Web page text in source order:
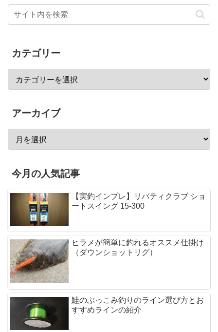
カテゴリー
アーカイブ
今月の人気記事
【実釣インプレ】リバティクラブ ショ
ートスイング 15-300
ヒラメが簡単に釣れるオススメ仕掛け
（ダウンショットリグ）
鮭のぶっこみ釣りのライン選び方とお
すすめラインの紹介